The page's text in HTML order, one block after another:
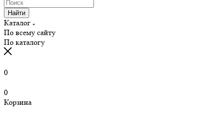
Найти
Каталог
По всему сайту
По каталогу
0
0
Корзина